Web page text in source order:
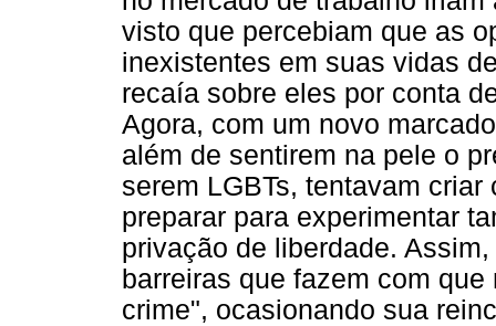
visto que percebiam que as
inexistentes em suas vidas
recaía sobre eles por conta
Agora, com um novo
além de sentirem na pele o
serem LGBTs, tentavam
preparar para experimentar
privação de liberdade.
barreiras que fazem com
crime", ocasionando sua